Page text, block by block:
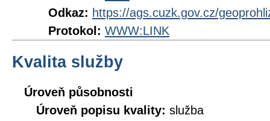
Odkaz: https://ags.cuzk.gov.cz/
Protokol: WWW:LINK
Kvalita služby
Úroveň působnosti
Úroveň popisu kvality: služba